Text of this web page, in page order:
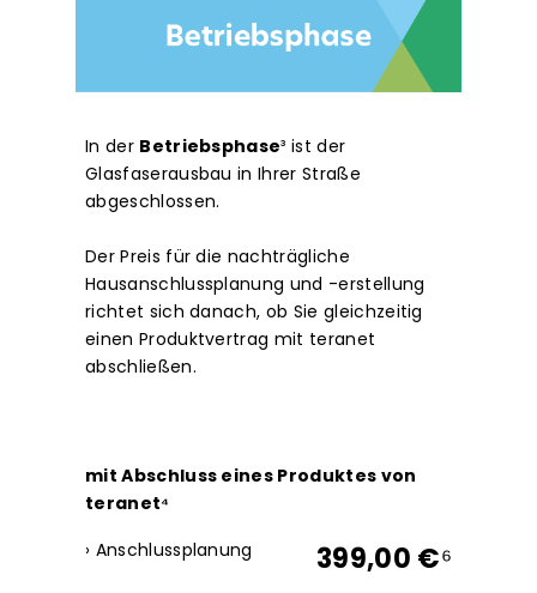
In der Betriebsphase³ ist der
Glasfaserausbau in Ihrer Straße
abgeschlossen.
Der Preis für die nachträgliche
Hausanschlussplanung und -erstellung
richtet sich danach, ob Sie gleichzeitig
einen Produktvertrag mit teranet
abschließen.
mit Abschluss eines Produktes von
teranet⁴
› Anschlussplanung
399,00 €⁶